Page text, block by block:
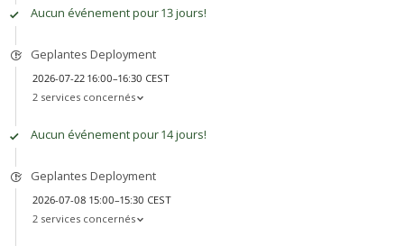
Aucun événement pour 13 jours!
Geplantes Deployment
2026-07-22 16:00–16:30 CEST
2 services concernés
Aucun événement pour 14 jours!
Geplantes Deployment
2026-07-08 15:00–15:30 CEST
2 services concernés